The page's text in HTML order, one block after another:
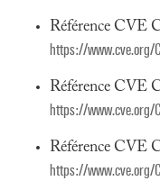
Référence CVE
https://www.cve.org/
Référence CVE
https://www.cve.org/
Référence CVE
https://www.cve.org/